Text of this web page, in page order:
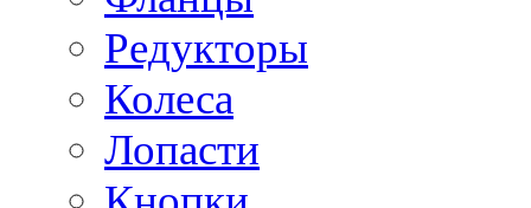
Редукторы
Колеса
Лопасти